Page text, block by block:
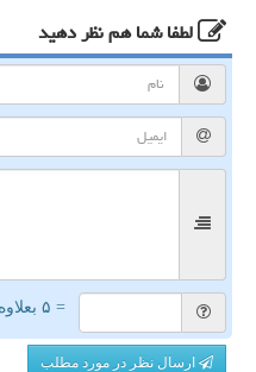
لطفا شما همنظر دهید
= ۵ بعلاوه ۲
ارسال نظر در مورد مطلب